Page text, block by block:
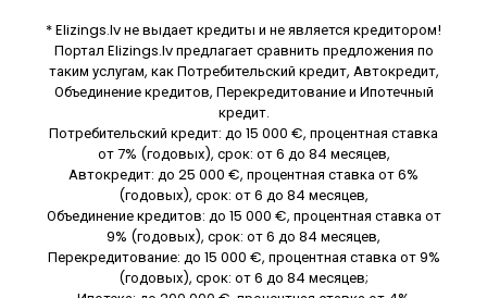
* Elizings.lv не выдает кредиты и не является кредитором!
Портал Elizings.lv предлагает сравнить предложения по
таким услугам, как Потребительский кредит, Автокредит,
Объединение кредитов, Перекредитование и Ипотечный
кредит.
Потребительский кредит: до 15 000 €, процентная ставка
от 7% (годовых), срок: от 6 до 84 месяцев,
Автокредит: до 25 000 €, процентная ставка от 6%
(годовых), срок: от 6 до 84 месяцев,
Объединение кредитов: до 15 000 €, процентная ставка от
9% (годовых), срок: от 6 до 84 месяцев,
Перекредитование: до 15 000 €, процентная ставка от 9%
(годовых), срок: от 6 до 84 месяцев;